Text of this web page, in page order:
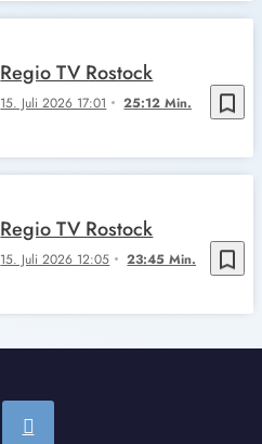
bookmark_border
15. Juli 2026 17:01 25:12 Min.
Regio TV Rostock
bookmark_border
15. Juli 2026 12:05 23:45 Min.
Regio TV Rostock